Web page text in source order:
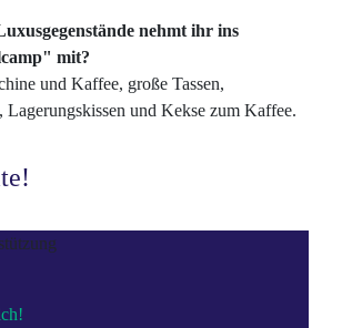
nehmt ihr ins
mit?
und Kaffee, große Tassen,
Lagerungskissen und Kekse zum Kaffee.